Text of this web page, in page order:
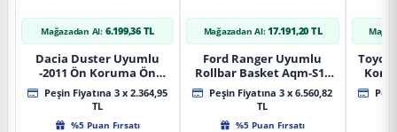
Mağazadan Al: 6.199,36 TL
Dacia Duster Uyumlu
-2011 Ön Koruma Ön
Tekli Koruma
Peşin Fiyatına 3 x 2.364,95
TL
%5 Puan Fırsatı
Mağazadan Al: 17.191,20 TL
Ford Ranger Uyumlu
Rollbar Basket Aqm-S10
2015+ Uyumlu
Peşin Fiyatına 3 x 6.560,82
TL
%5 Puan Fırsatı